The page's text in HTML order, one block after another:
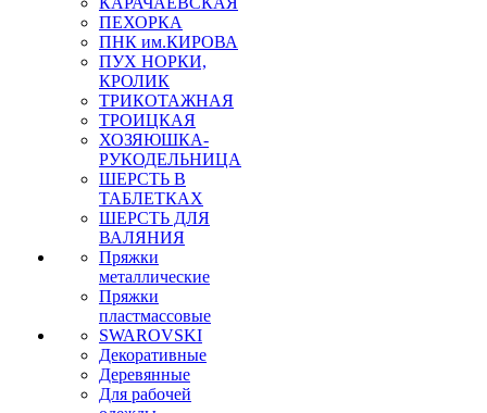
ПЕХОРКА
ПНК им.КИРОВА
ПУХ НОРКИ,
КРОЛИК
ТРИКОТАЖНАЯ
ТРОИЦКАЯ
ХОЗЯЮШКА-
РУКОДЕЛЬНИЦА
ШЕРСТЬ В
ТАБЛЕТКАХ
ШЕРСТЬ ДЛЯ
ВАЛЯНИЯ
Пряжки
металлические
Пряжки
пластмассовые
SWAROVSKI
Декоративные
Деревянные
Для рабочей